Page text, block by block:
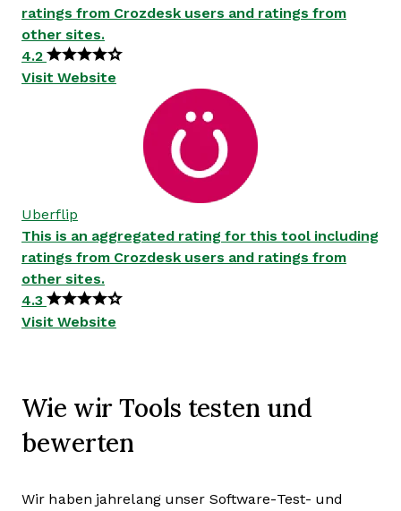
ratings from Crozdesk users and ratings from
other sites.
4.2
Visit Website
Uberflip
This is an aggregated rating for this tool including
ratings from Crozdesk users and ratings from
other sites.
4.3
Visit Website
Wie wir Tools testen und
bewerten
Wir haben jahrelang unser Software-Test- und